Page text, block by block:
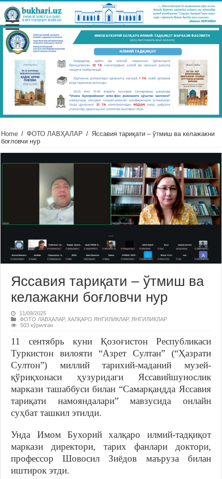
Home / ФОТО ЛАВҲАЛАР / Яссавия тариқати – ўтмиш ва келажакни
боғловчи нур
Яссавия тариқати – ўтмиш ва
келажакни боғловчи нур
11/09/2025
ФОТО ЛАВҲАЛАР,ХАЛҚАРО ЯНГИЛИКЛАР, ЯНГИЛИКЛАР
503 кўрилган
11 сентябрь куни Қозоғистон Республикаси
Туркистон вилояти “Азрет Султан” (“Ҳазрати
Султон”) миллий тарихий-маданий музей-
қўриқхонаси ҳузуридаги Яссавийшунослик
маркази ташаббуси билан “Самарқандда Яссавия
тариқати намояндалари” мавзусида онлайн
суҳбат ташкил этилди.
Унда Имом Бухорий халқаро илмий-тадқиқот
маркази директори, тарих фанлари доктори,
профессор Шовосил Зиёдов маъруза билан
иштирок этди.